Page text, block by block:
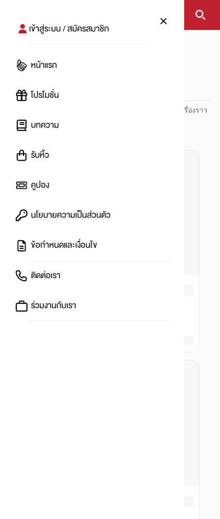
เข้าสู่ระบบ / สมัครสมาชิก
หน้าแรก
โปรโมชั่น
บทความ
รับหิ้ว
คูปอง
นโยบายความเป็นส่วนตัว
ข้อกำหนดและเงื่อนไข
ติดต่อเรา
ร่วมงานกับเรา
#
ปันโปร PUNPRO ที่ 1 ด้านโปรโมชัน อัปเดตและติดตามทุกเรื่องราว
โปรโมชัน